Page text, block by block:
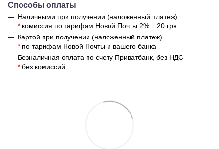
Способы оплаты
Наличными при получении (наложенный платеж)
* комиссия по тарифам Новой Почты 2% + 20 грн
Картой при получении (наложенный платеж)
* по тарифам Новой Почты и вашего банка
Безналичная оплата по счету Приватбанк, без НДС
* без комиссий